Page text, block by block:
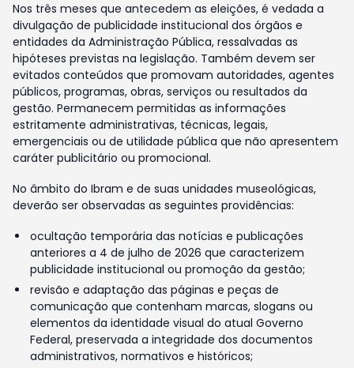
Nos três meses que antecedem as eleições, é vedada a
divulgação de publicidade institucional dos órgãos e
entidades da Administração Pública, ressalvadas as
hipóteses previstas na legislação. Também devem ser
evitados conteúdos que promovam autoridades, agentes
públicos, programas, obras, serviços ou resultados da
gestão. Permanecem permitidas as informações
estritamente administrativas, técnicas, legais,
emergenciais ou de utilidade pública que não apresentem
caráter publicitário ou promocional.
No âmbito do Ibram e de suas unidades museológicas,
deverão ser observadas as seguintes providências:
ocultação temporária das notícias e publicações
anteriores a 4 de julho de 2026 que caracterizem
publicidade institucional ou promoção da gestão;
revisão e adaptação das páginas e peças de
comunicação que contenham marcas, slogans ou
elementos da identidade visual do atual Governo
Federal, preservada a integridade dos documentos
administrativos, normativos e históricos;